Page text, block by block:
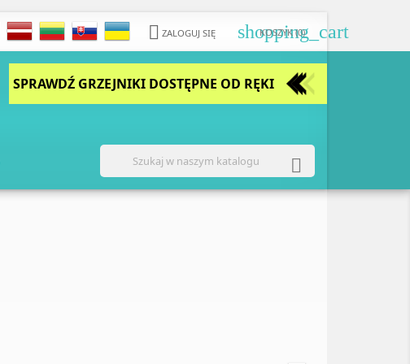
 ZALOGUJ SIĘ shopping_cart
KOSZYK (0)
SPRAWDŹ GRZEJNIKI DOSTĘPNE OD RĘKI
